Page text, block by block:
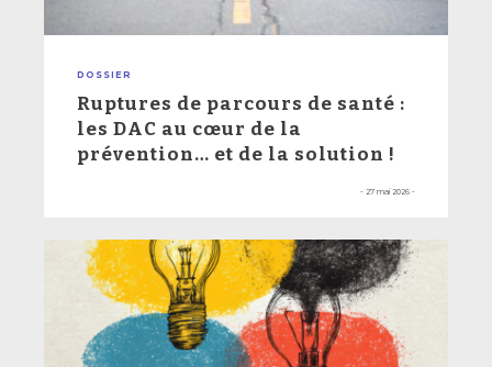
DOSSIER
Ruptures de parcours de santé :
les DAC au cœur de la
prévention… et de la solution !
- 27 mai 2026 -